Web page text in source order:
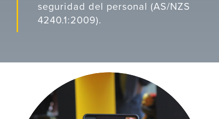
seguridad del personal (AS/NZS
4240.1:2009).